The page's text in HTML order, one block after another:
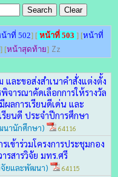
าที่ 502] [ หน้าที่ 503 ] [หน้าที่
] [หน้าสุดท้าย] Zz
และขอส่งสำเนาคำสั่งแต่งตั้ง
จารณาคัดเลือกการให้รางวัล
ลการเรียนดีเด่น และ
รียนดี ประจำปีการศึกษา
นานักศึกษา) 64116
เข้าร่วมโครงการประชุมกอง
รสารวิจัย มทร.ศรี
ยและพัฒนา) 64115